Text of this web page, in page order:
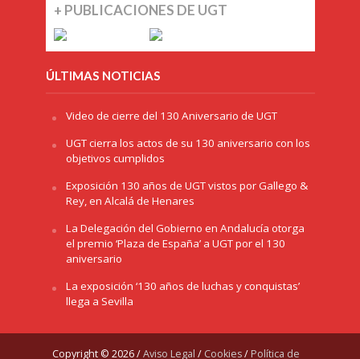
+ PUBLICACIONES DE UGT
ÚLTIMAS NOTICIAS
Video de cierre del 130 Aniversario de UGT
UGT cierra los actos de su 130 aniversario con los
objetivos cumplidos
Exposición 130 años de UGT vistos por Gallego &
Rey, en Alcalá de Henares
La Delegación del Gobierno en Andalucía otorga
el premio ‘Plaza de España’ a UGT por el 130
aniversario
La exposición ‘130 años de luchas y conquistas’
llega a Sevilla
Copyright © 2026 /Aviso Legal / Cookies/ Política de